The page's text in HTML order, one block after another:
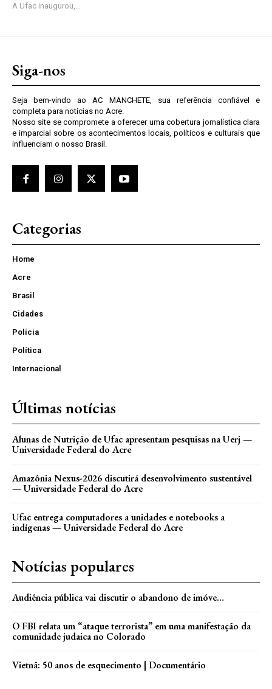
A Ufac inaugurou,...
Siga-nos
Seja bem-vindo ao AC MANCHETE, sua referência confiável e
completa para notícias no Acre.
Nosso site se compromete a oferecer uma cobertura jornalística clara
e imparcial sobre os acontecimentos locais, políticos e culturais que
influenciam o nosso Brasil.
Categorias
Home
Acre
Brasil
Cidades
Polícia
Política
Internacional
Últimas notícias
Alunas de Nutrição de Ufac apresentam pesquisas na Uerj —
Universidade Federal do Acre
Amazônia Nexus-2026 discutirá desenvolvimento sustentável
— Universidade Federal do Acre
Ufac entrega computadores a unidades e notebooks a
indígenas — Universidade Federal do Acre
Notícias populares
Audiência pública vai discutir o abandono de imóve…
O FBI relata um “ataque terrorista” em uma manifestação da
comunidade judaica no Colorado
Vietnã: 50 anos de esquecimento | Documentário